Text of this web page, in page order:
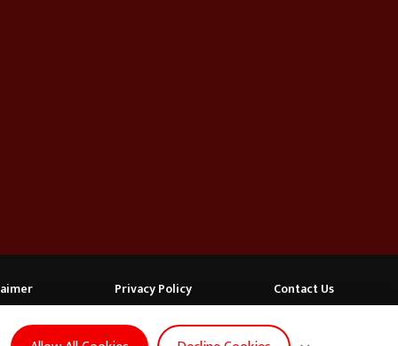
Privacy Policy
Contact Us
FOLLOW US